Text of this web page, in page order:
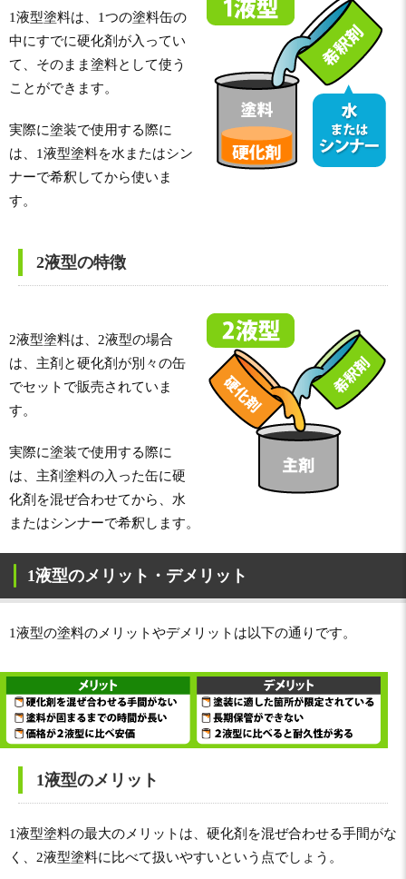
1液型塗料は、1つの塗料缶の
中にすでに硬化剤が入ってい
て、そのまま塗料として使う
ことができます。
実際に塗装で使用する際に
は、1液型塗料を水またはシン
ナーで希釈してから使いま
す。
2液型の特徴
2液型塗料は、2液型の場合
は、主剤と硬化剤が別々の缶
でセットで販売されていま
す。
実際に塗装で使用する際に
は、主剤塗料の入った缶に硬
化剤を混ぜ合わせてから、水
またはシンナーで希釈します。
1液型のメリット・デメリット
1液型の塗料のメリットやデメリットは以下の通りです。
1液型のメリット
1液型塗料の最大のメリットは、硬化剤を混ぜ合わせる手間がな
く、2液型塗料に比べて扱いやすいという点でしょう。